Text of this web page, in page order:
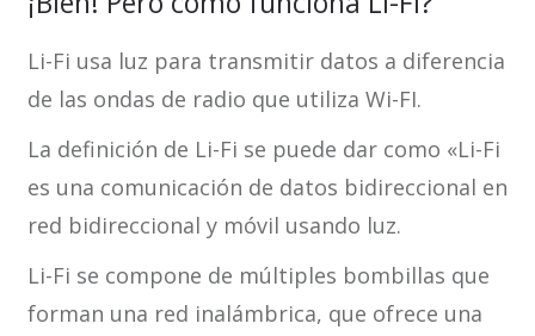
Li-Fi usa luz para transmitir datos a diferencia
de las ondas de radio que utiliza Wi-FI.
La definición de Li-Fi se puede dar como «Li-Fi
es una comunicación de datos bidireccional en
red bidireccional y móvil usando luz.
Li-Fi se compone de múltiples bombillas que
forman una red inalámbrica, que ofrece una